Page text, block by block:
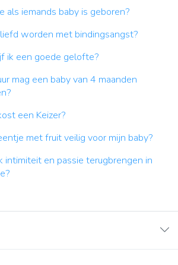
als iemands baby is geboren?
worden met bindingsangst?
ik een goede gelofte?
mag een baby van 4 maanden
een Keizer?
met fruit veilig voor mijn baby?
intimiteit en passie terugbrengen in